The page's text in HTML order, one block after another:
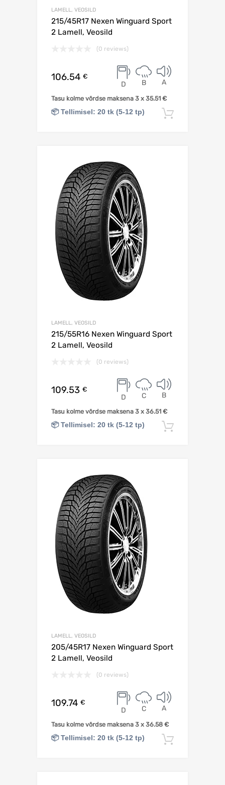
LAMELL, VEOSILD
215/45R17 Nexen Winguard Sport
2 Lamell, Veosild
(0 reviews)
106.54 €
D B A
Tasu kolme võrdse maksena 3 x 35.51 €
📦 Tellimisel: 20 tk (5-12 tp)
LAMELL, VEOSILD
215/55R16 Nexen Winguard Sport
2 Lamell, Veosild
(0 reviews)
109.53 €
D C B
Tasu kolme võrdse maksena 3 x 36.51 €
📦 Tellimisel: 20 tk (5-12 tp)
LAMELL, VEOSILD
205/45R17 Nexen Winguard Sport
2 Lamell, Veosild
(0 reviews)
109.74 €
D C A
Tasu kolme võrdse maksena 3 x 36.58 €
📦 Tellimisel: 20 tk (5-12 tp)